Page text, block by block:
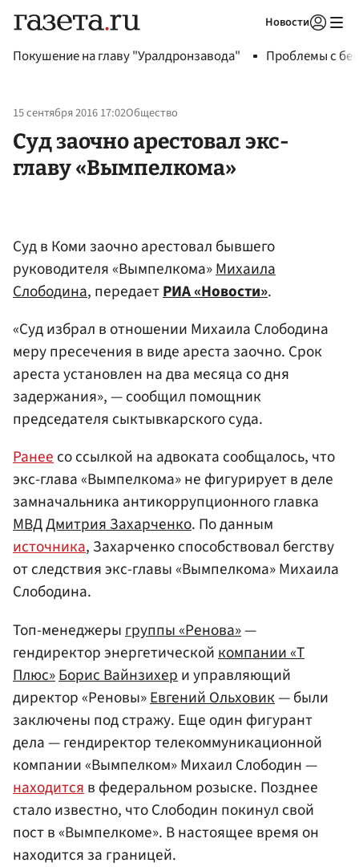
Новости
Покушение на главу "Уралдронзавода" Проблемы с
15 сентября 2016 17:02Общество
Суд заочно арестовал экс-
главу «Вымпелкома»
Суд в Коми заочно арестовал бывшего
руководителя «Вымпелкома»Михаила
Слободина, передаетРИА «Новости».
«Суд избрал в отношении Михаила Слободина
меру пресечения в виде ареста заочно. Срок
ареста установлен на два месяца со дня
задержания», — сообщил помощник
председателя сыктывкарского суда.
Ранеесо ссылкой на адвоката сообщалось, что
экс-глава «Вымпелкома» не фигурирует в деле
замначальника антикоррупционного главка
МВДДмитрия Захарченко. По данным
источника, Захарченко способствовал бегству
от следствия экс-главы «Вымпелкома» Михаила
Слободина.
Топ-менеджеры группы «Ренова»—
гендиректор энергетической компании «Т
Плюс»Борис Вайнзихер и управляющий
директор «Реновы»Евгений Ольховик— были
заключены под стражу. Еще один фигурант
дела — гендиректор телекоммуникационной
компании «Вымпелком» Михаил Слободин —
находится в федеральном розыске. Позднее
стало известно, что Слободин покинул свой
пост в «Вымпелкоме». В настоящее время он
находится за границей.